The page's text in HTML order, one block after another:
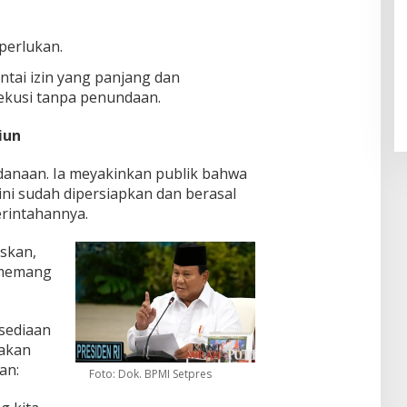
izin yang panjang dan
tanpa penundaan.
Ia meyakinkan publik bahwa
sudah dipersiapkan dan berasal
Foto: Dok. BPMI Setpres
Di Daerah, Nasional
09:13 WIB